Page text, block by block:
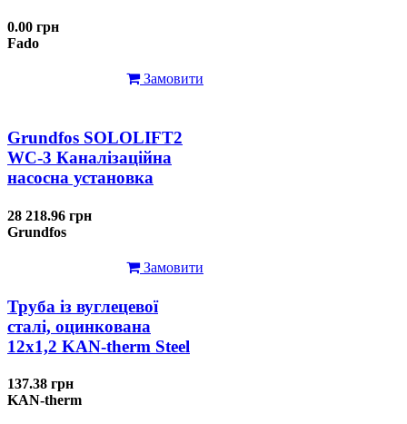
0.00 грн
Fado
Замовити
Grundfos SOLOLIFT2
WC-3 Каналізаційна
насосна установка
28 218.96 грн
Grundfos
Замовити
Труба із вуглецевої
сталі, оцинкована
12x1,2 KAN-therm Steel
137.38 грн
KAN-therm